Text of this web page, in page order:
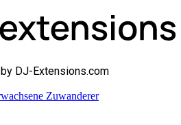
by DJ-Extensions.com